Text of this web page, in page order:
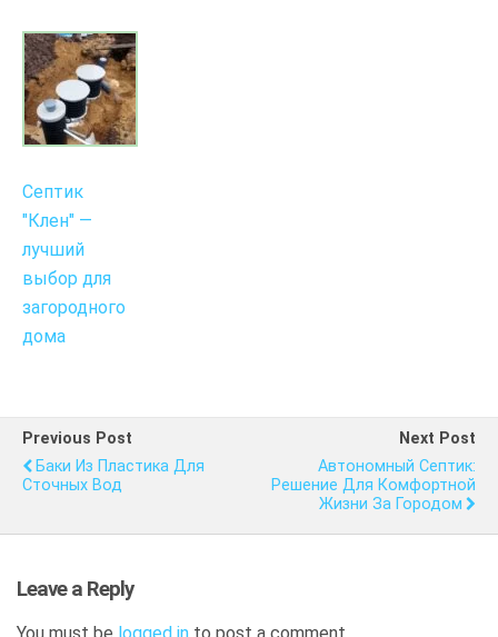
Септик
"Клен" —
лучший
выбор для
загородного
дома
Previous Post
Баки Из Пластика Для
Сточных Вод
Next Post
Автономный Септик:
Решение Для Комфортной
Жизни За Городом
Leave a Reply